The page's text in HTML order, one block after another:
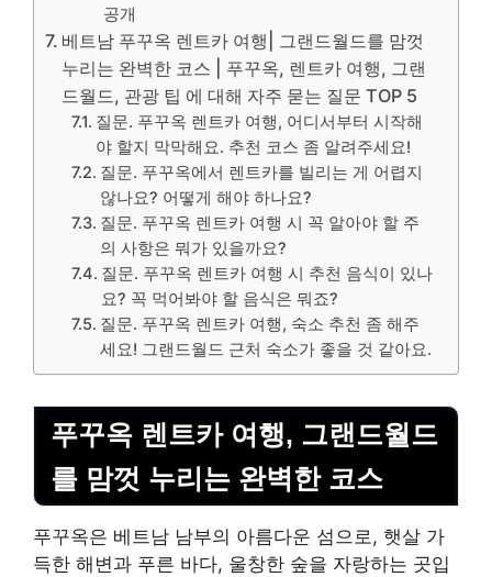
공개
베트남 푸꾸옥 렌트카 여행| 그랜드월드를 맘껏
누리는 완벽한 코스 | 푸꾸옥, 렌트카 여행, 그랜
드월드, 관광 팁 에 대해 자주 묻는 질문 TOP 5
질문. 푸꾸옥 렌트카 여행, 어디서부터 시작해
야 할지 막막해요. 추천 코스 좀 알려주세요!
질문. 푸꾸옥에서 렌트카를 빌리는 게 어렵지
않나요? 어떻게 해야 하나요?
질문. 푸꾸옥 렌트카 여행 시 꼭 알아야 할 주
의 사항은 뭐가 있을까요?
질문. 푸꾸옥 렌트카 여행 시 추천 음식이 있나
요? 꼭 먹어봐야 할 음식은 뭐죠?
질문. 푸꾸옥 렌트카 여행, 숙소 추천 좀 해주
세요! 그랜드월드 근처 숙소가 좋을 것 같아요.
푸꾸옥 렌트카 여행, 그랜드월드
를 맘껏 누리는 완벽한 코스
푸꾸옥은 베트남 남부의 아름다운 섬으로, 햇살 가
득한 해변과 푸른 바다, 울창한 숲을 자랑하는 곳입